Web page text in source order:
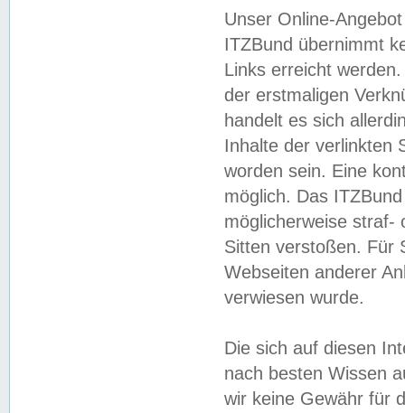
Unser Online-
ITZBund übernimmt
Links erreicht
der erstmaligen
handelt es sich
Inhalte der verlinkten
worden sein. Eine
möglich. Das
möglicherweise straf-
Sitten verstoßen. Für
Webseiten anderer
verwiesen wurde.
Die sich auf diesen
nach besten Wissen
wir keine Gewähr für